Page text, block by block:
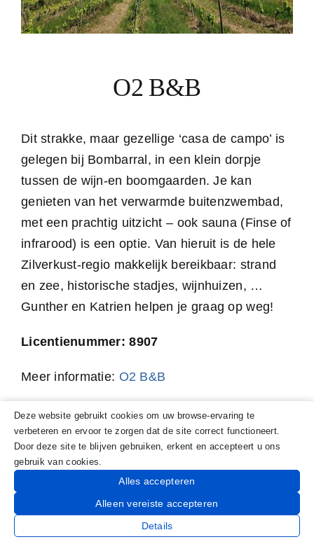
O2 B&B
Dit strakke, maar gezellige ‘casa de campo’ is
gelegen bij Bombarral, in een klein dorpje
tussen de wijn-en boomgaarden. Je kan
genieten van het verwarmde buitenzwembad,
met een prachtig uitzicht – ook sauna (Finse of
infrarood) is een optie. Van hieruit is de hele
Zilverkust-regio makkelijk bereikbaar: strand
en zee, historische stadjes, wijnhuizen, …
Gunther en Katrien helpen je graag op weg!
Licentienummer: 8907
Meer informatie: O2 B&B
Deze website gebruikt cookies om uw browse-ervaring te
verbeteren en ervoor te zorgen dat de site correct functioneert.
Door deze site te blijven gebruiken, erkent en accepteert u ons
gebruik van cookies.
Alles accepteren
Alleen vereiste accepteren
Details